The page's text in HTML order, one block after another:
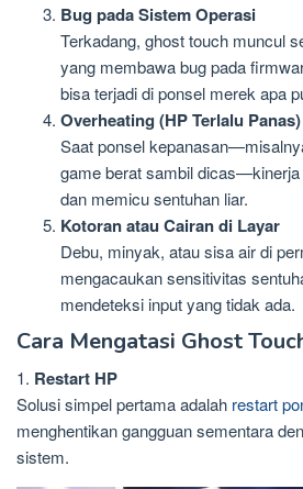
Bug pada Sistem Operasi
Terkadang, ghost touch muncul
yang membawa bug pada
bisa terjadi di ponsel merek apa
Overheating (HP Terlalu Panas)
Saat ponsel
game berat sambil
dan memicu sentuhan liar.
Kotoran atau Cairan di Layar
Debu, minyak, atau sisa air di
mengacaukan sensitivitas
mendeteksi input yang tidak ada.
Cara Mengatasi Ghost
1. Restart HP
Solusi simpel pertama adalah restart
menghentikan gangguan sementara
sistem.